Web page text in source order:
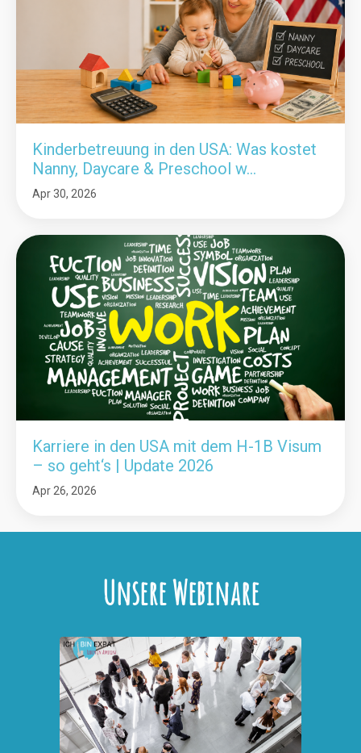
Kinderbetreuung in den USA: Was kostet
Nanny, Daycare & Preschool w...
Apr 30, 2026
Karriere in den USA mit dem H-1B Visum
– so geht‘s | Update 2026
Apr 26, 2026
Unsere Webinare